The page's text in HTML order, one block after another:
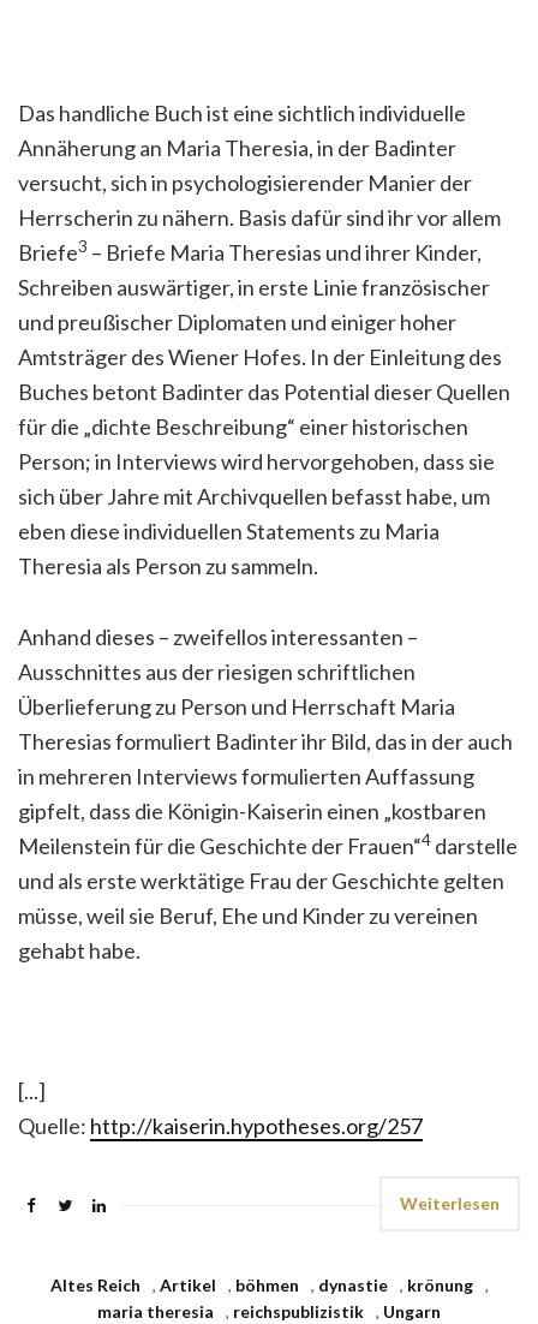
Das handliche Buch ist eine sichtlich individuelle
Annäherung an Maria Theresia, in der Badinter
versucht, sich in psychologisierender Manier der
Herrscherin zu nähern. Basis dafür sind ihr vor allem
Briefe3 – Briefe Maria Theresias und ihrer Kinder,
Schreiben auswärtiger, in erste Linie französischer
und preußischer Diplomaten und einiger hoher
Amtsträger des Wiener Hofes. In der Einleitung des
Buches betont Badinter das Potential dieser Quellen
für die „dichte Beschreibung“ einer historischen
Person; in Interviews wird hervorgehoben, dass sie
sich über Jahre mit Archivquellen befasst habe, um
eben diese individuellen Statements zu Maria
Theresia als Person zu sammeln.
Anhand dieses – zweifellos interessanten –
Ausschnittes aus der riesigen schriftlichen
Überlieferung zu Person und Herrschaft Maria
Theresias formuliert Badinter ihr Bild, das in der auch
in mehreren Interviews formulierten Auffassung
gipfelt, dass die Königin-Kaiserin einen „kostbaren
Meilenstein für die Geschichte der Frauen“4 darstelle
und als erste werktätige Frau der Geschichte gelten
müsse, weil sie Beruf, Ehe und Kinder zu vereinen
gehabt habe.
[...]
Quelle: http://kaiserin.hypotheses.org/257
Weiterlesen
Altes Reich , Artikel , böhmen , dynastie , krönung
,
maria theresia
, reichspublizistik , Ungarn